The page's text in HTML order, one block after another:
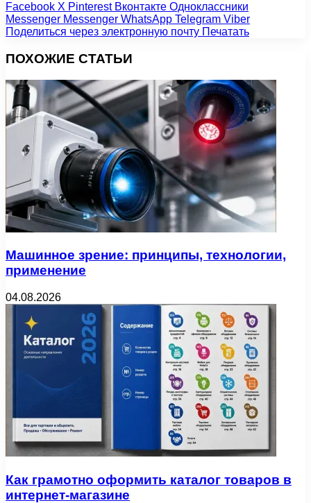
Facebook X Pinterest Вконтакте Одноклассники
Messenger Messenger WhatsApp Telegram Viber
Поделиться через электронную почту Печатать
ПОХОЖИЕ СТАТЬИ
Машинное зрение: принципы, технологии,
применение
04.08.2026
Как грамотно оформить каталог товаров в
интернет-магазине